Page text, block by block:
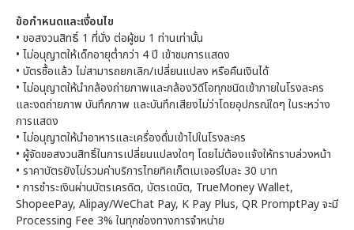
ข้อกำหนดและเงื่อนไข
• ขอสงวนสิทธิ์ 1 ที่นั่ง ต่อผู้ชม 1 ท่านเท่านั้น
• ไม่อนุญาตให้เด็กอายุต่ำกว่า 4 ปี เข้าชมการแสดง
• บัตรซื้อแล้ว ไม่สามารถยกเลิก/เปลี่ยนแปลง หรือคืนเงินได้
• ไม่อนุญาตให้นำกล้องถ่ายภาพและกล้องวิดีโอทุกชนิดเข้าภายในโรงละคร
และงดถ่ายภาพ บันทึกภาพ และบันทึกเสียงไม่ว่าโดยอุปกรณ์ใดๆ ในระหว่าง
การแสดง
• ไม่อนุญาตให้นำอาหารและเครื่องดื่มเข้าไปในโรงละคร
• ผู้จัดขอสงวนสิทธิ์ในการเปลี่ยนแปลงใดๆ โดยไม่ต้องแจ้งให้ทราบล่วงหน้า
• ราคาบัตรยังไม่รวมค่าบริการไทยทิคเก็ตเมเจอร์ใบละ 30 บาท
• การชำระเงินผ่านบัตรเครดิต, บัตรเดบิต, TrueMoney Wallet,
ShopeePay, Alipay/WeChat Pay, K Pay Plus, QR PromptPay จะมี
Processing Fee 3% ในทุกช่องทางการจำหน่าย